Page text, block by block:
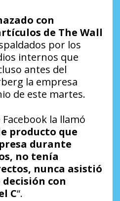
con
de The Wall
por los
internos que
antes del
la empresa
de este martes.
la llamó
producto que
durante
no tenía
nunca asistió
con
C“.